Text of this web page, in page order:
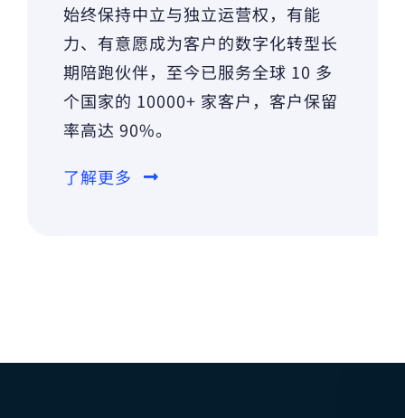
始终保持中立与独立运营权，有能
力、有意愿成为客户的数字化转型长
期陪跑伙伴，至今已服务全球 10 多
个国家的 10000+ 家客户，客户保留
率高达 90%。
了解更多